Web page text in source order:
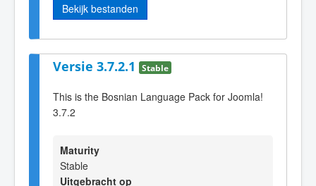
Bekijk bestanden
Versie 3.7.2.1 Stable
This is the Bosnian Language Pack for Joomla!
3.7.2
Maturity
Stable
Uitgebracht op